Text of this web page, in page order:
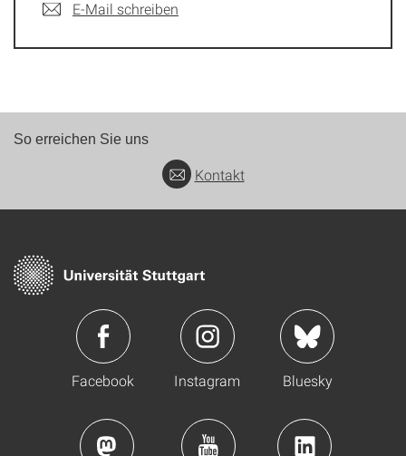
E-Mail schreiben
So erreichen Sie uns
Kontakt
Facebook Instagram Bluesky